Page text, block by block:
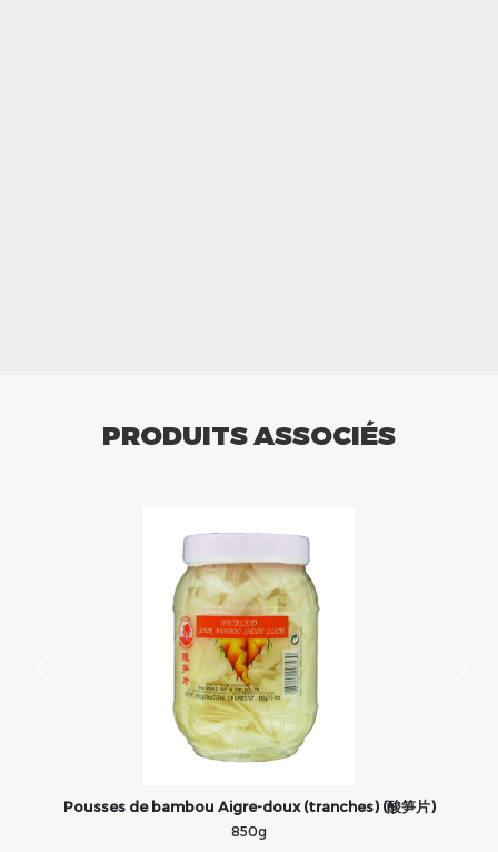
PRODUITS ASSOCIÉS
Pousses de bambou Aigre-doux (tranches) (酸笋片)
850g